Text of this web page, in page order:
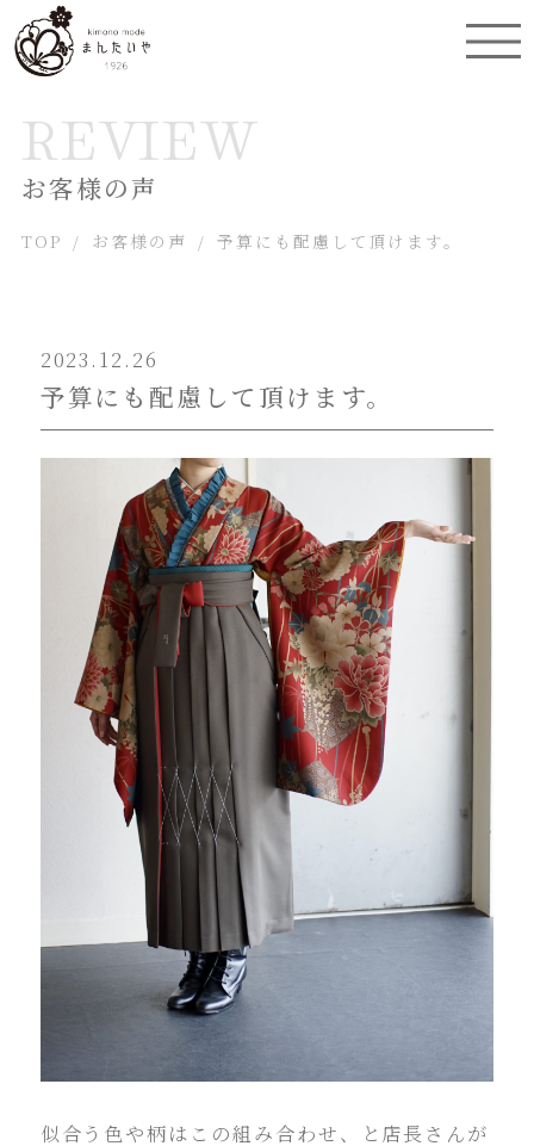
REVIEW
お客様の声
TOP / お客様の声 / 予算にも配慮して頂けます。
2023.12.26
予算にも配慮して頂けます。
似合う色や柄はこの組み合わせ、と店長さんが